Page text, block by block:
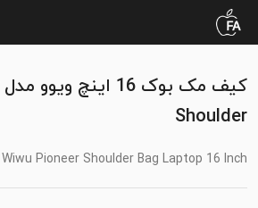
Shoulder
Wiwu Pioneer Shoulder Bag Laptop 16 Inch